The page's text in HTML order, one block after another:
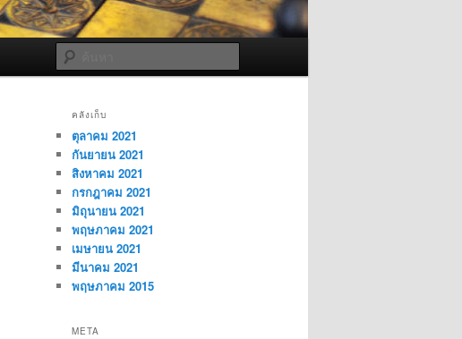
คลังเก็บ
ตุลาคม 2021
กันยายน 2021
สิงหาคม 2021
กรกฎาคม 2021
มิถุนายน 2021
พฤษภาคม 2021
เมษายน 2021
มีนาคม 2021
พฤษภาคม 2015
META